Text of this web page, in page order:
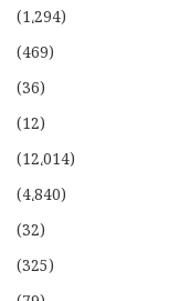
(1،294)
(469)
(36)
(12)
(12،014)
(4،840)
(32)
(325)